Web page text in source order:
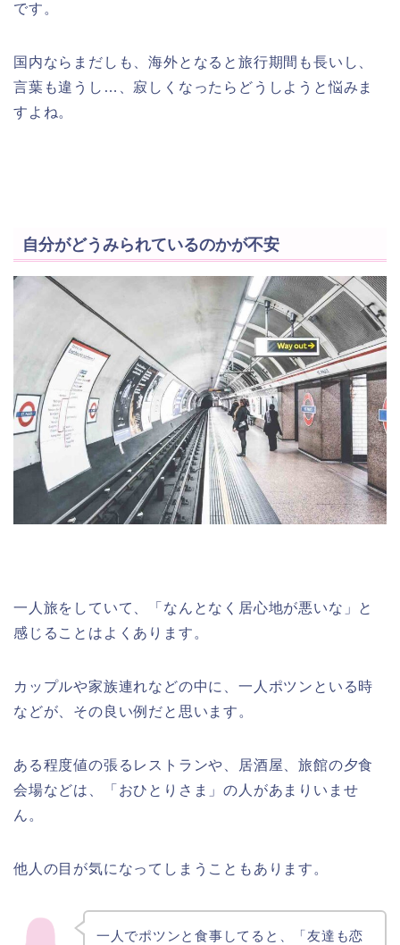
です。
国内ならまだしも、海外となると旅行期間も長いし、
言葉も違うし…、寂しくなったらどうしようと悩みま
すよね。
自分がどうみられているのかが不安
一人旅をしていて、「なんとなく居心地が悪いな」と
感じることはよくあります。
カップルや家族連れなどの中に、一人ポツンといる時
などが、その良い例だと思います。
ある程度値の張るレストランや、居酒屋、旅館の夕食
会場などは、「おひとりさま」の人があまりいませ
ん。
他人の目が気になってしまうこともあります。
一人でポツンと食事してると、「友達も恋